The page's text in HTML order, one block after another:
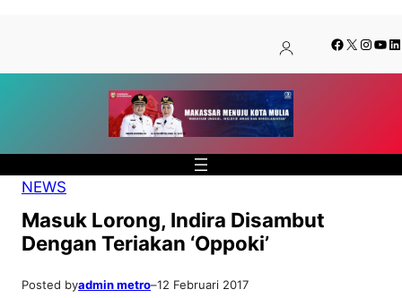
konten
content
Facebook
X
NEWS
Masuk Lorong, Indira Disambut
Dengan Teriakan ‘Oppoki’
Posted byadmin metro–12 Februari 2017